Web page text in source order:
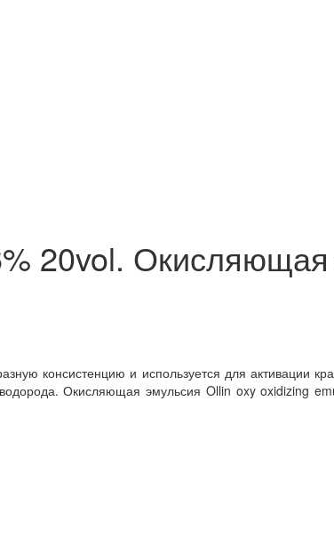
20vol.
консистенцию и используется для активации
Окисляющая эмульсия Ollin oxy oxidizing